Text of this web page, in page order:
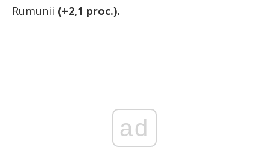
Rumunii (+2,1 proc.).
ad